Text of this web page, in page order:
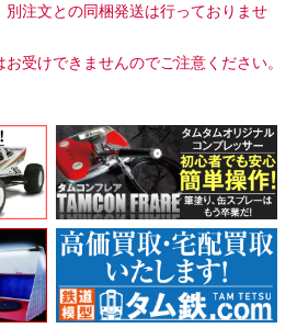
別注文との同梱発送は行っておりませ
受けできませんのでご注意ください。